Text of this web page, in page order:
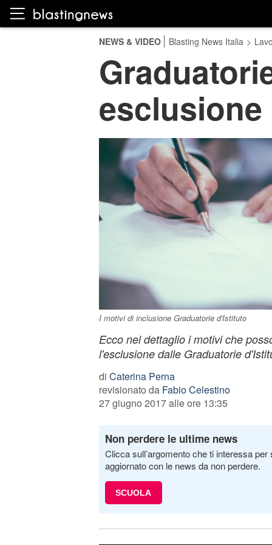
NEWS & VIDEO Blasting News Italia >
esclusione
I motivi di inclusione Graduatorie d'Istituto
Ecco nel dettaglio i motivi che
l'esclusione dalle Graduatorie
di Caterina Perna
revisionato da Fabio Celestino
27 giugno 2017 alle ore 13:35
Non perdere le ultime news
Clicca sull’argomento che ti interessa
aggiornato con le news da non perdere.
SCUOLA